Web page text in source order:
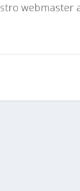
webmaster